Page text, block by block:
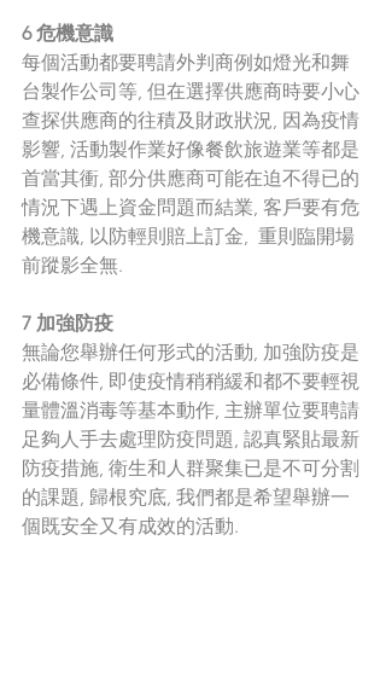
6 危機意識
每個活動都要聘請外判商例如燈光和舞
台製作公司等, 但在選擇供應商時要小心
查探供應商的往積及財政狀況, 因為疫情
影響, 活動製作業好像餐飲旅遊業等都是
首當其衝, 部分供應商可能在迫不得已的
情況下遇上資金問題而結業, 客戶要有危
機意識, 以防輕則賠上訂金,  重則臨開場
前蹤影全無.
7 加強防疫
無論您舉辦任何形式的活動, 加強防疫是
必備條件, 即使疫情稍稍緩和都不要輕視
量體溫消毒等基本動作, 主辦單位要聘請
足夠人手去處理防疫問題, 認真緊貼最新
防疫措施, 衛生和人群聚集已是不可分割
的課題, 歸根究底, 我們都是希望舉辦一
個既安全又有成效的活動.